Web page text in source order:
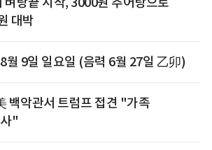
대박
월 9일 일요일 (음력 6월 27일 乙卯)
백악관서 트럼프 접견 "가족
"